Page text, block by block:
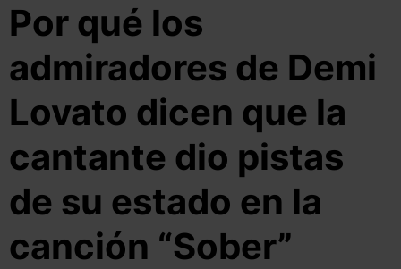
Por qué los
admiradores de Demi
Lovato dicen que la
cantante dio pistas
de su estado en la
canción “Sober”